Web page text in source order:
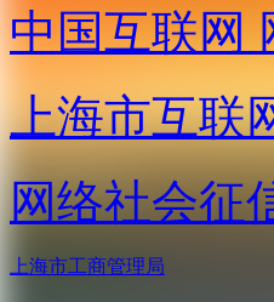
中国互联网
上海市互联
网络社会征
上海市工商管理局